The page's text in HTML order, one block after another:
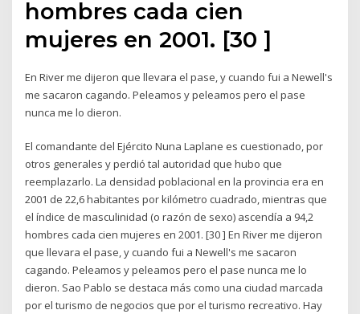
hombres cada cien
mujeres en 2001. [30 ]
En River me dijeron que llevara el pase, y cuando fui a Newell's
me sacaron cagando. Peleamos y peleamos pero el pase
nunca me lo dieron.
El comandante del Ejército Nuna Laplane es cuestionado, por
otros generales y perdió tal autoridad que hubo que
reemplazarlo. La densidad poblacional en la provincia era en
2001 de 22,6 habitantes por kilómetro cuadrado, mientras que
el índice de masculinidad (o razón de sexo) ascendía a 94,2
hombres cada cien mujeres en 2001. [30 ] En River me dijeron
que llevara el pase, y cuando fui a Newell's me sacaron
cagando. Peleamos y peleamos pero el pase nunca me lo
dieron. Sao Pablo se destaca más como una ciudad marcada
por el turismo de negocios que por el turismo recreativo. Hay